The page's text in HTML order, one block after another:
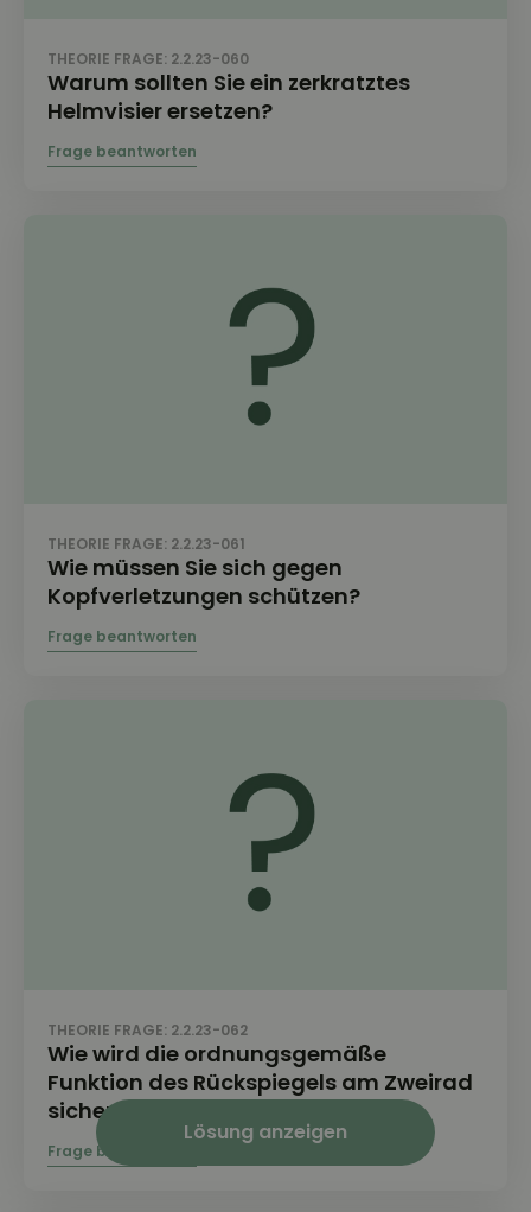
Lösung anzeigen
THEORIE FRAGE: 2.2.23-060
Warum sollten Sie ein zerkratztes
Helmvisier ersetzen?
THEORIE FRAGE: 2.2.23-061
Wie müssen Sie sich gegen
Kopfverletzungen schützen?
THEORIE FRAGE: 2.2.23-062
Wie wird die ordnungsgemäße
Funktion des Rückspiegels am Zweirad
sichergestellt?